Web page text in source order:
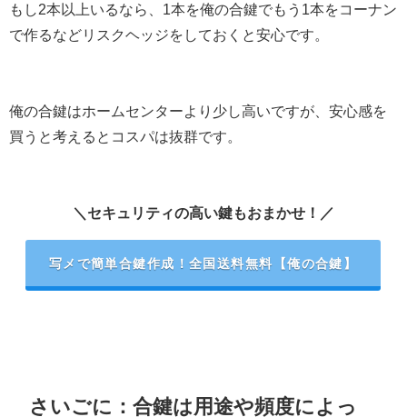
もし2本以上いるなら、1本を俺の合鍵でもう1本をコーナン
で作るなどリスクヘッジをしておくと安心です。
俺の合鍵はホームセンターより少し高いですが、安心感を
買うと考えるとコスパは抜群です。
＼セキュリティの高い鍵もおまかせ！／
写メで簡単合鍵作成！全国送料無料【俺の合鍵】
さいごに：合鍵は用途や頻度によっ